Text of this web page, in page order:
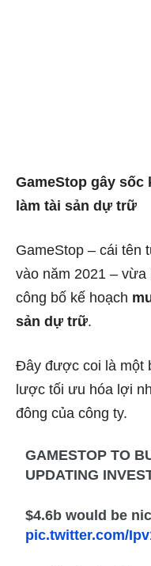
GameStop gây
làm tài sản dự trữ
GameStop – cái tên
vào năm 2021 –
công bố kế hoạch
sản dự trữ.
Đây được coi là một
lược tối ưu hóa lợi
đông của công ty.
GAMESTOP TO
UPDATING
$4.6b would be
pic.twitter.com/